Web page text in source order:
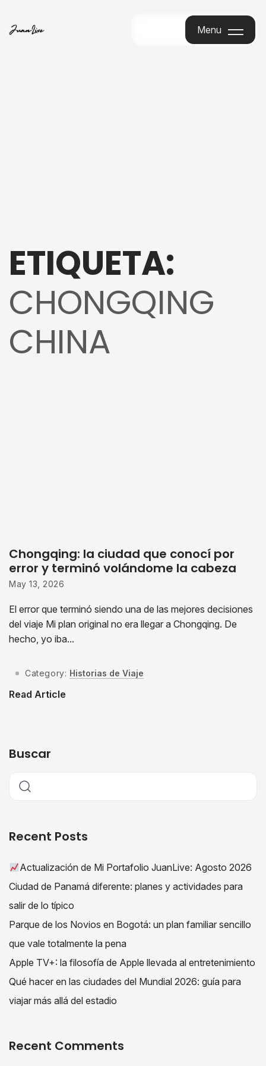
Menu
ETIQUETA:
CHONGQING
CHINA
Chongqing: la ciudad que conocí por
error y terminó volándome la cabeza
May 13, 2026
El error que terminó siendo una de las mejores decisiones
del viaje Mi plan original no era llegar a Chongqing. De
hecho, yo iba...
Category: Historias de Viaje
Read Article
Buscar
Recent Posts
Actualización de Mi Portafolio JuanLive: Agosto 2026
Ciudad de Panamá diferente: planes y actividades para
salir de lo típico
Parque de los Novios en Bogotá: un plan familiar sencillo
que vale totalmente la pena
Apple TV+: la filosofía de Apple llevada al entretenimiento
Qué hacer en las ciudades del Mundial 2026: guía para
viajar más allá del estadio
Recent Comments